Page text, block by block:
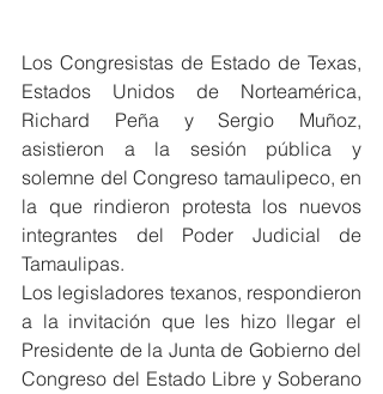
Los Congresistas de Estado de Texas,
Estados Unidos de Norteamérica,
Richard Peña y Sergio Muñoz,
asistieron a la sesión pública y
solemne del Congreso tamaulipeco, en
la que rindieron protesta los nuevos
integrantes del Poder Judicial de
Tamaulipas.
Los legisladores texanos, respondieron
a la invitación que les hizo llegar el
Presidente de la Junta de Gobierno del
Congreso del Estado Libre y Soberano